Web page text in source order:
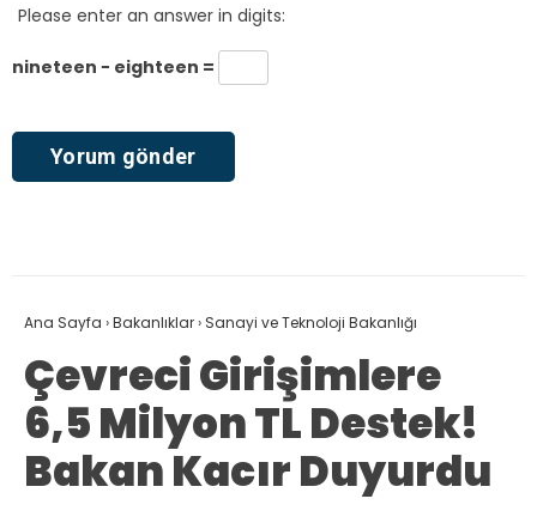
Please enter an answer in digits:
nineteen − eighteen =
Ana Sayfa ›Bakanlıklar› Sanayi ve Teknoloji Bakanlığı
Çevreci Girişimlere
6,5 Milyon TL Destek!
Bakan Kacır Duyurdu